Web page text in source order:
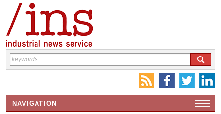
NAVIGATION